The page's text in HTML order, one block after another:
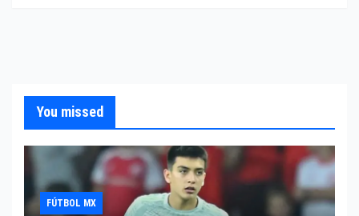
You missed
FÚTBOL MX